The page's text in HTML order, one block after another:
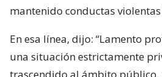
mantenido conductas
En esa línea, dijo: “Lamento
una situación estrictamente